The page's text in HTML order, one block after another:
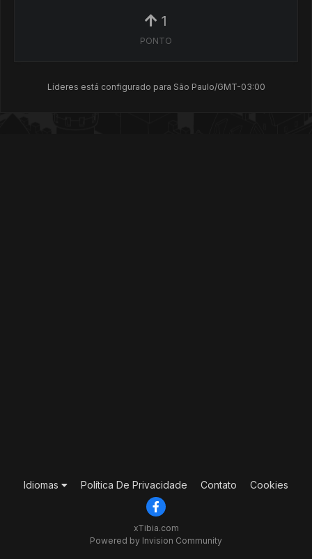
1
PONTO
Líderes está configurado para São Paulo/GMT-03:00
Idiomas Política De Privacidade Contato Cookies
xTibia.com
Powered by Invision Community